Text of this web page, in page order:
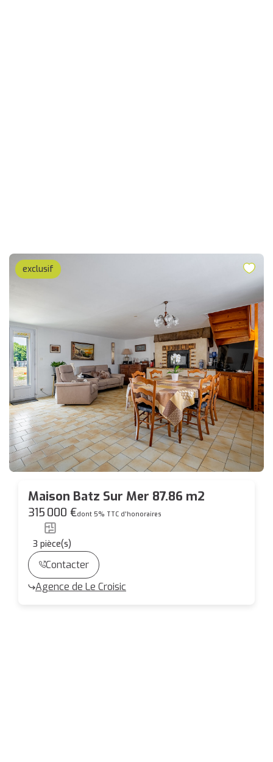
exclusif
Maison Batz Sur Mer 87.86 m2
315 000 €dont 5% TTC d'honoraires
3 pièce(s)
Contacter
Agence de Le Croisic